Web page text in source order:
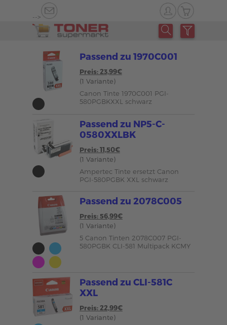
-->
Passend zu 1970C001
Preis: 23,99€
(1 Variante)
Canon Tinte 1970C001 PGI-
580PGBKXXL schwarz
Passend zu NP5-C-
0580XXLBK
Preis: 11,50€
(1 Variante)
Ampertec Tinte ersetzt Canon
PGI-580PGBK XXL schwarz
Passend zu 2078C005
Preis: 56,99€
(1 Variante)
5 Canon Tinten 2078C007 PGI-
580PGBK CLI-581 Multipack KCMY
Passend zu CLI-581C
XXL
Preis: 22,99€
(1 Variante)